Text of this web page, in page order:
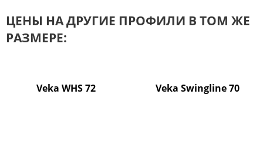
ЦЕНЫ НА ДРУГИЕ ПРОФИЛИ В ТОМ ЖЕ
РАЗМЕРЕ:
Veka WHS 72 Veka Swingline 70